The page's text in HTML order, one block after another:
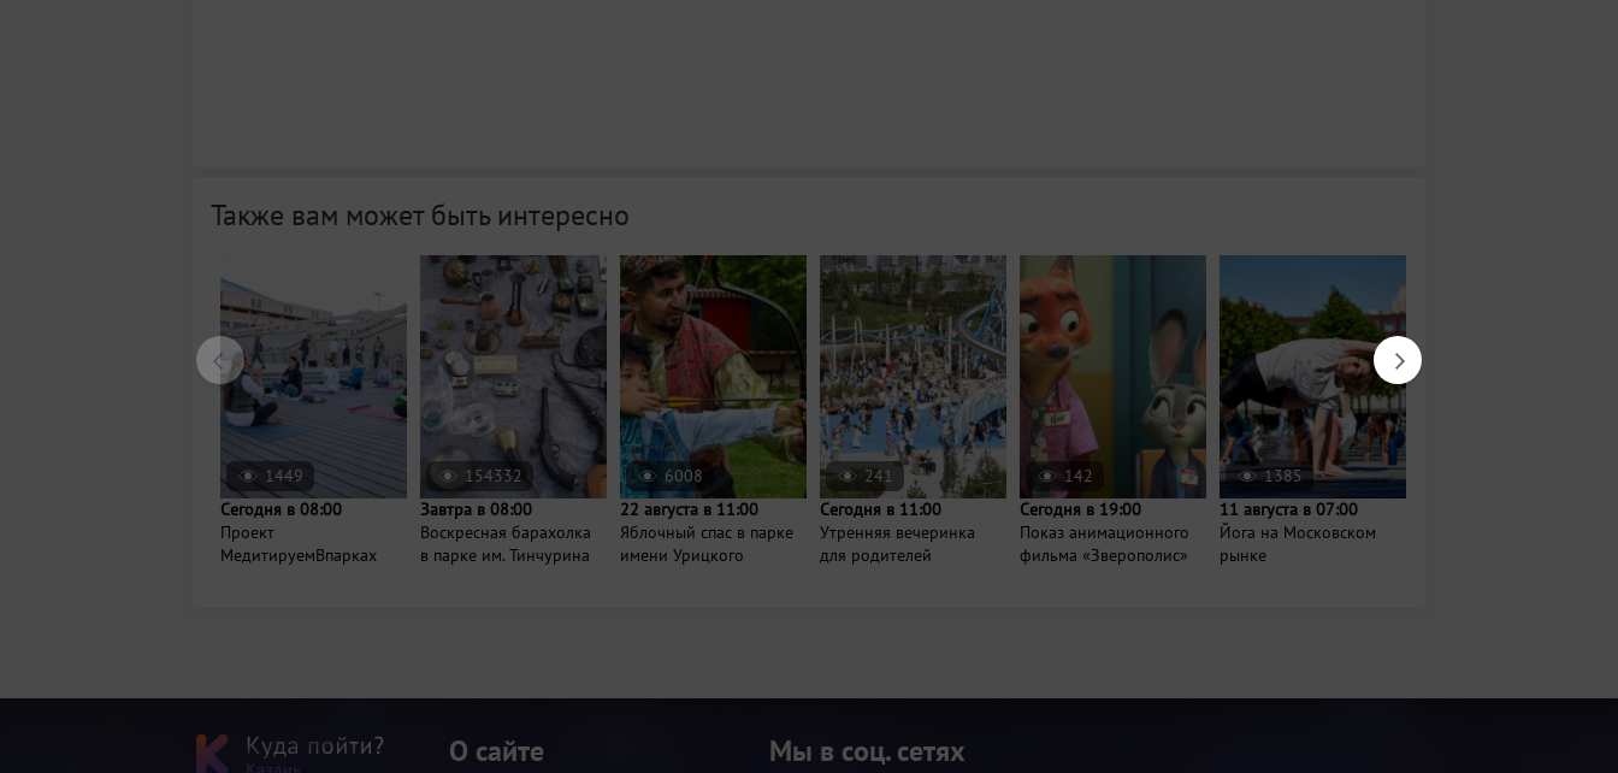
Также вам может быть интересно
1449
Сегодня в 08:00
Проект
МедитируемВпарках
154332
Завтра в 08:00
Воскресная барахолка
в парке им. Тинчурина
6008
22 августа в 11:00
Яблочный спас в парке
имени Урицкого
241
Сегодня в 11:00
Утренняя вечеринка
для родителей
142
Сегодня в 19:00
Показ анимационного
фильма «Зверополис»
1385
11 августа в 07:00
Йога на Московском
рынке
О сайте Мы в соц. сетях